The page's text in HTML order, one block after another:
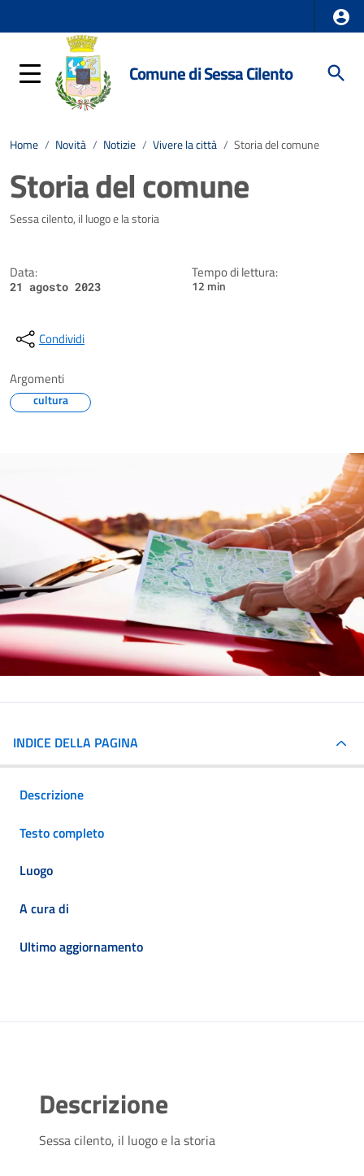
Comune di Sessa Cilento
Home / Novità / Notizie / Vivere la città / Storia del comune
Storia del comune
Dettagli della notizia
Sessa cilento, il luogo e la storia
Data:
21 agosto 2023
Tempo di lettura:
12 min
Condividi
Argomenti
cultura
INDICE DELLA PAGINA
Descrizione
Testo completo
Luogo
A cura di
Ultimo aggiornamento
Descrizione
Sessa cilento, il luogo e la storia